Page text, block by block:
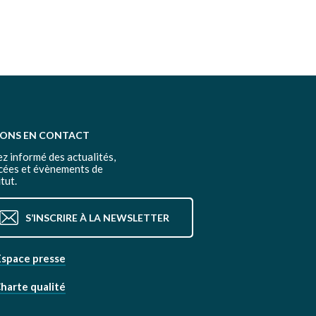
EN CONTACT
informé des actualités,
et évènements de
S’INSCRIRE À LA NEWSLETTER
presse
qualité